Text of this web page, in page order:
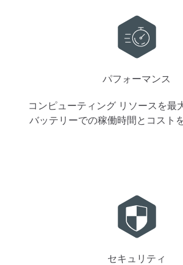
パフォーマンス
コンピューティング リソースを最
バッテリーでの稼働時間とコスト
セキュリティ